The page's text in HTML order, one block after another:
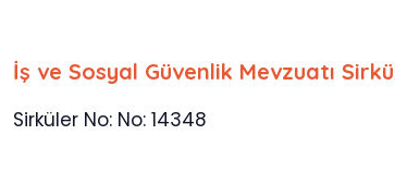
İş ve Sosyal Güvenlik Mevzuatı
Sirküler No: No: 14348